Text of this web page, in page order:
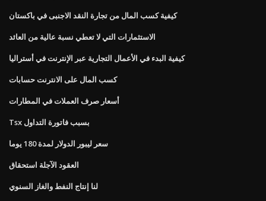
كيفية كسب المال من تجارة النقد الاجنبى في باكستان
الاستثمارات التي لا تعطي نسبة عالية من العائد
كيفية البدء في الأعمال التجارية عبر الإنترنت في أستراليا
كسب المال على الانترنت حسابات
أسعار صرف العملات في المطارات
Tsx بسبب فاتورة التداول
سعر ليبور الدولار لمدة 180 يوما
العقود الآجلة استحقاق
لنا إنتاج النفط والغاز السنوي